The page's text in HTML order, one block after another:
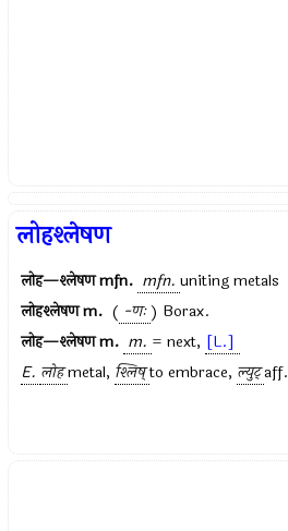
लोहश्लेषण
लोह—श्लेषणmfn. mfn. uniting metals
लोहश्लेषणm. ( -णः) Borax.
लोह—श्लेषणm. m. = next, [L.]
E. लोहmetal, श्लिष्to embrace, ल्युट्aff.